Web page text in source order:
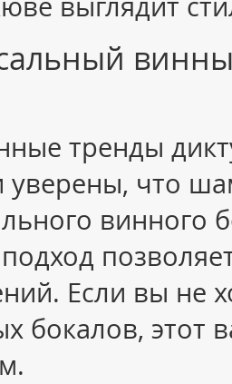
тренды
уверены, что
винного
Если вы не
бокалов, этот